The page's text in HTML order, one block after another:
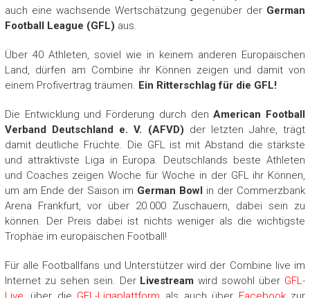
auch eine wachsende Wertschätzung gegenüber der German
Football League (GFL) aus.
Über 40 Athleten, soviel wie in keinem anderen Europäischen
Land, dürfen am Combine ihr Können zeigen und damit von
einem Profivertrag träumen. Ein Ritterschlag für die GFL!
Die Entwicklung und Förderung durch denAmerican Football
Verband Deutschland e. V.
(AFVD) der letzten Jahre, trägt
damit deutliche Früchte. Die GFL ist mit Abstand die stärkste
und attraktivste Liga in Europa. Deutschlands beste Athleten
und Coaches zeigen Woche für Woche in der GFL ihr Können,
um am Ende der Saison im German Bowl in der Commerzbank
Arena Frankfurt, vor über 20.000 Zuschauern, dabei sein zu
können. Der Preis dabei ist nichts weniger als die wichtigste
Trophäe im europäischen Football!
Für alle Footballfans und Unterstützer wird der Combine live im
Internet zu sehen sein. Der Livestreamwird sowohl über GFL-